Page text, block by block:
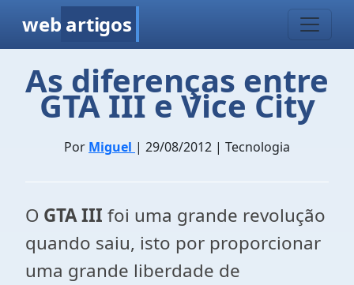
web artigos
As diferenças entre
GTA III e Vice City
Por Miguel | 29/08/2012 | Tecnologia
O GTA III foi uma grande revolução
quando saiu, isto por proporcionar
uma grande liberdade de